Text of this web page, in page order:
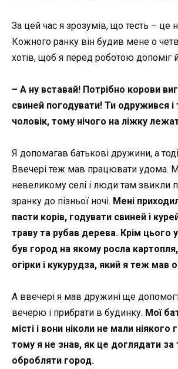
За цей час я зрозумів, що тесть – це
Кожного ранку він будив мене о
хотів, щоб я перед роботою допоміг
– А ну вставай! Потрібно корови
свиней погодувати! Ти одружився і
чоловік, тому нічого на ліжку
Я допомагав батькові дружини, а
Ввечері теж мав працювати удома.
невеликому селі і люди там звикли
зранку до пізньої ночі. Мені
пасти корів, годувати свиней і
траву та рубав дерева. Крім цього
був город на якому росла
огірки і кукурудза, який я теж мав
А ввечері я мав дружині ще
вечерю і прибрати в будинку. Мої
місті і вони ніколи не мали ніякого
тому я не знав, як це доглядати за
обробляти город.